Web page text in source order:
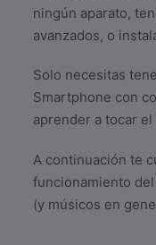
ningún aparato,
avanzados, o
Solo necesitas
Smartphone con
aprender a tocar el
A continuación te
funcionamiento
(y músicos en